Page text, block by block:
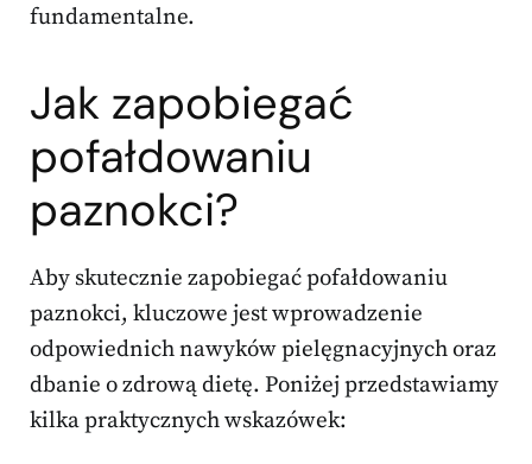
fundamentalne.
Jak zapobiegać
pofałdowaniu
paznokci?
Aby skutecznie zapobiegać pofałdowaniu
paznokci, kluczowe jest wprowadzenie
odpowiednich nawyków pielęgnacyjnych oraz
dbanie o zdrową dietę. Poniżej przedstawiamy
kilka praktycznych wskazówek: